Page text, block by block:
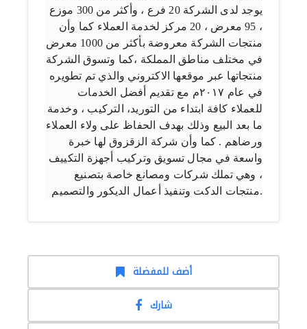
يوجد لدى الشركة 20 فرع ، وأكثر من 300 موزع
، 95 معرض ، 20 مركز لخدمة العملاء كما وأن
منتجات الشركة معروضة بأكثر من 1000 معرض
في مختلف مناطق المملكة ،كما وتسوق الشركة
منتجاتها عبر موقعها الاكتروني والذي تم تطويره
في عام ٢٠١٧م مع تقديم أفضل الخدمات
للعملاء كافة ابتداء من التوريد، التركيب ، وخدمة
ما بعد البيع وذلك بهدف الحفاظ على ولاء العملاء
ورضاهم . كما وأن شركة الزقزوق لها خبرة
واسعة في مجال تسويق وتركيب أجهزة التكييف
، وهي تملك شركات ومصانع خاصة بتصنيع
منتجات الدكت وتنفيذ أعمال الديكور والتصميم.
أضف للمفضلة
شارك